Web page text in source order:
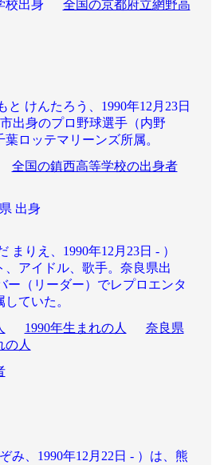
校出身 全国の京都府立網野高
と けんたろう、1990年12月23日
出身のプロ野球選手（内野
ロッテマリーンズ所属。
全国の鎮西高等学校の出身者
出身
まりえ、1990年12月23日 - ）
、アイドル、歌手。奈良県出
ー（リーダー）でレプロエンタ
ていた。
1990年生まれの人
奈良県
の人
み、1990年12月22日 - ）は、熊